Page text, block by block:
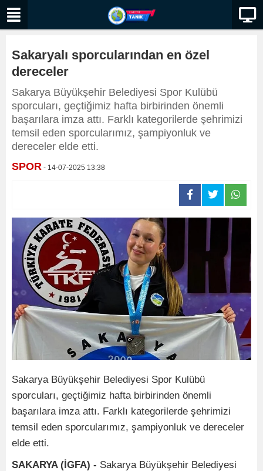
Sakaryalı sporcularından en özel
dereceler
Sakarya Büyükşehir Belediyesi Spor Kulübü
sporcuları, geçtiğimiz hafta birbirinden önemli
başarılara imza attı. Farklı kategorilerde şehrimizi
temsil eden sporcularımız, şampiyonluk ve
dereceler elde etti.
SPOR - 14-07-2025 13:38
Sakarya Büyükşehir Belediyesi Spor Kulübü
sporcuları, geçtiğimiz hafta birbirinden önemli
başarılara imza attı. Farklı kategorilerde şehrimizi
temsil eden sporcularımız, şampiyonluk ve dereceler
elde etti.
SAKARYA (İGFA) - Sakarya Büyükşehir Belediyesi